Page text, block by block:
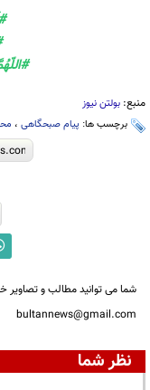
منبع: بولتن نیوز
برچسب ها: پیام صبحگاهی ،
شما می توانید مطالب و تصاویر
bultannews@gmail.com
نظر شما